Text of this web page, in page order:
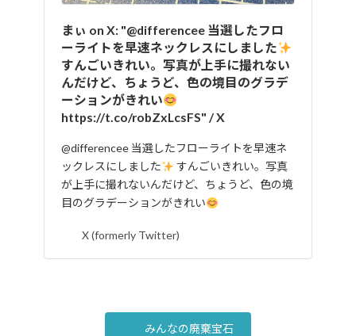
まぃ on X: "@differencee 当選したフロ
ーライトを早速ネックレスにしました
すんごいきれい。写真が上手に撮れない
んだけど、ちょうど、色の境目のグラデ
ーションがきれい
https://t.co/robZxLcsFS" / X
@differencee 当選したフローライトを早速ネ
ックレスにしました
すんごいきれい。写真
が上手に撮れないんだけど、ちょうど、色の境
目のグラデーションがきれい
X (formerly Twitter)
みんなの廃棄宝石